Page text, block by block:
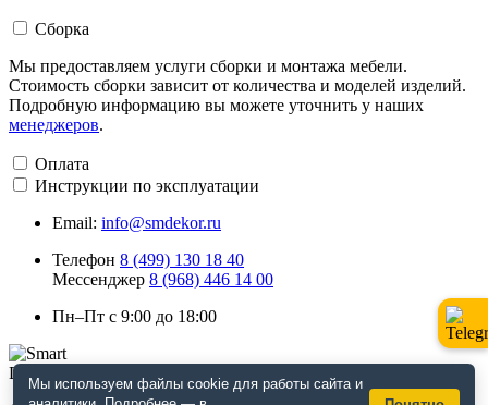
Сборка
Мы предоставляем услуги сборки и монтажа мебели.
Стоимость сборки зависит от количества и моделей изделий.
Подробную информацию вы можете уточнить у наших
менеджеров.
Оплата
Инструкции по эксплуатации
Email: info@smdekor.ru
Телефон 8 (499) 130 18 40
Мессенджер 8 (968) 446 14 00
Пн–Пт с 9:00 до 18:00
Мы используем файлы cookie для работы сайта и